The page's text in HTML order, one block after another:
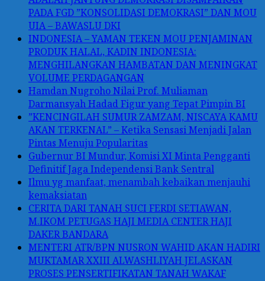
PADA FGD ”KONSOLIDASI DEMOKRASI” DAN MOU
UIA – BAWASLU DKI
INDONESIA – YAMAN TEKEN MOU PENJAMINAN
PRODUK HALAL, KADIN INDONESIA:
MENGHILANGKAN HAMBATAN DAN MENINGKAT
VOLUME PERDAGANGAN
Hamdan Nugroho Nilai Prof. Muliaman
Darmansyah Hadad Figur yang Tepat Pimpin BI
”KENCINGILAH SUMUR ZAMZAM, NISCAYA KAMU
AKAN TERKENAL” – Ketika Sensasi Menjadi Jalan
Pintas Menuju Popularitas
Gubernur BI Mundur, Komisi XI Minta Pengganti
Definitif Jaga Independensi Bank Sentral
Ilmu yg manfaat, menambah kebaikan menjauhi
kemaksiatan
CERITA DARI TANAH SUCI FERDI SETIAWAN,
M.IKOM PETUGAS HAJI MEDIA CENTER HAJI
DAKER BANDARA
MENTERI ATR/BPN NUSRON WAHID AKAN HADIRI
MUKTAMAR XXIII ALWASHLIYAH JELASKAN
PROSES PENSERTIFIKATAN TANAH WAKAF